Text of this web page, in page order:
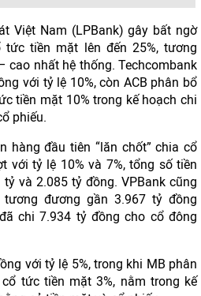
Việt Nam (LPBank) gây bất ngờ
tiền mặt lên đến 25%, tương
cao nhất hệ thống. Techcombank
với tỷ lệ 10%, còn ACB phân bổ
tiền mặt 10% trong kế hoạch chi
phiếu.
hàng đầu tiên “lăn chốt” chia cổ
với tỷ lệ 10% và 7%, tổng số tiền
và 2.085 tỷ đồng. VPBank cũng
đương gần 3.967 tỷ đồng
chi 7.934 tỷ đồng cho cổ đông
với tỷ lệ 5%, trong khi MB phân
tức tiền mặt 3%, nằm trong kế